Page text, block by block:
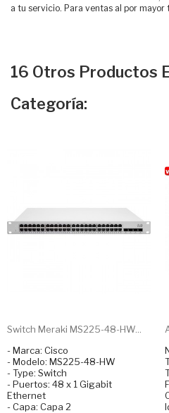
a tu servicio. Para ventas al por
16 Otros Productos
Categoría:
Switch Meraki MS225-48-HW...
- Marca: Cisco
- Modelo: MS225-48-HW
- Type: Switch
- Puertos: 48 x 1 Gigabit
Ethernet
- Capa: Capa 2